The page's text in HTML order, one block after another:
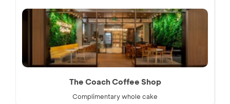
The Coach Coffee Shop
Complimentary whole cake